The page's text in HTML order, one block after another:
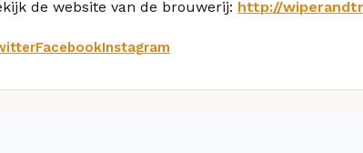
de website van de brouwerij: http://
FacebookInstagram